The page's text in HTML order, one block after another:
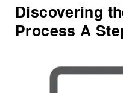
Discovering
Process A